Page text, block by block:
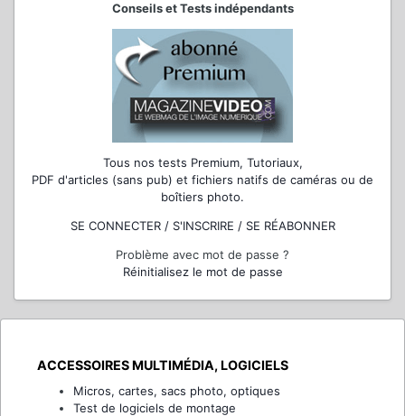
Conseils et Tests indépendants
Tous nos tests Premium, Tutoriaux,
PDF d'articles (sans pub) et fichiers natifs de caméras ou de
boîtiers photo.
SE CONNECTER / S'INSCRIRE / SE RÉABONNER
Problème avec mot de passe ?
Réinitialisez le mot de passe
ACCESSOIRES MULTIMÉDIA, LOGICIELS
Micros, cartes, sacs photo, optiques
Test de logiciels de montage